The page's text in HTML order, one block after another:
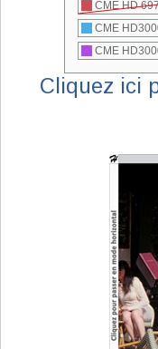
Cliquez ici